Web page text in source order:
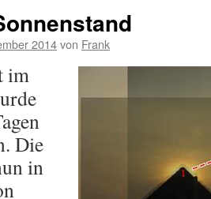
2014von Frank
im
Die
in